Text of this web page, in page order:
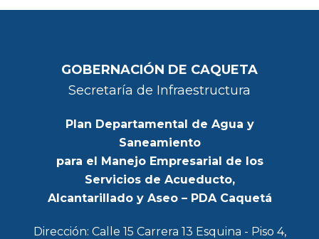
GOBERNACIÓN DE CAQUETA
Secretaría de Infraestructura
Plan Departamental de Agua y
Saneamiento
para el Manejo Empresarial de los
Servicios de Acueducto,
Alcantarillado y Aseo – PDA Caquetá
Dirección: Calle 15 Carrera 13 Esquina - Piso 4,